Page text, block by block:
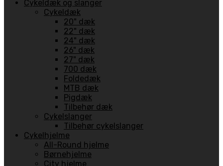
Cykeldæk og slanger
Cykeldæk
20" dæk
22" dæk
24" dæk
26" dæk
27" dæk
700 dæk
Foldedæk
MTB dæk
Pigdæk
Tilbehør dæk
Cykelslanger
Tilbehør cykelslanger
Cykelhjelme
All-Round hjelme
Børnehjelme
City hjelme